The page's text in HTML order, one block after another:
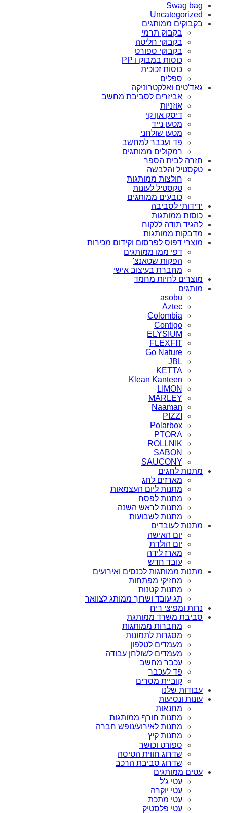
Swag bag
Uncategorized
בקבוקים ממותגים
בקבוק תרמי
בקבוקי חליטה
בקבוקי ספורט
כוסות במבוק ו PP
כוסות זכוכית
ספלים
גאד'טים ואלקטרוניקה
אביזרים לסביבת מחשב
אוזניות
דיסק און קי
מטען נייד
מטען שולחני
פד ועכבר למחשב
רמקולים ממותגים
חזרה לבית הספר
טקסטיל והלבשה
חולצות ממותגות
טקסטיל לעונות
כובעים ממותגים
ידידותי לסביבה
כוסות ממותגות
להגיד תודה ללקוח
מדבקות ממותגות
מוצרי דפוס לפרסום וקידום מכירות
דפי ממו ממותגים
הפקות שטאנצ'
מחברת בעיצוב אישי
מוצרים לחיות מחמד
מותגים
asobu
Aztec
Colombia
Contigo
ELYSIUM
FLEXFIT
Go Nature
JBL
KETTA
Klean Kanteen
LIMON
MARLEY
Naaman
PIZZI
Polarbox
PTORA
ROLLNIK
SABON
SAUCONY
מתנות לחגים
מארזים לחג
מתנות ליום העצמאות
מתנות לפסח
מתנות לראש השנה
מתנות לשבועות
מתנות לעובדים
יום האישה
יום הולדת
מארז לידה
עובד חדש
מתנות ממותגות לכנסים ואירועים
מחזיקי מפתחות
מתנות קטנות
תג עובד ושרוך ממותג לצוואר
נרות ומפיצי ריח
סביבת משרד ממותגת
מחברות ממותגות
מסגרות לתמונות
מעמדים לטלפון
מעמדים לשולחן עבודה
עכבר מחשב
פד לעכבר
קוביית מסרים
עבודות שלנו
עונות ונסיעות
מחנאות
מתנות חורף ממותגות
מתנות לאירוע/נופש חברה
מתנות קיץ
ספורט וכושר
שדרוג חווית הטיסה
שדרוג סביבת הרכב
עטים ממותגים
עטי ג'ל
עטי יוקרה
עטי מתכת
עטי פלסטיק